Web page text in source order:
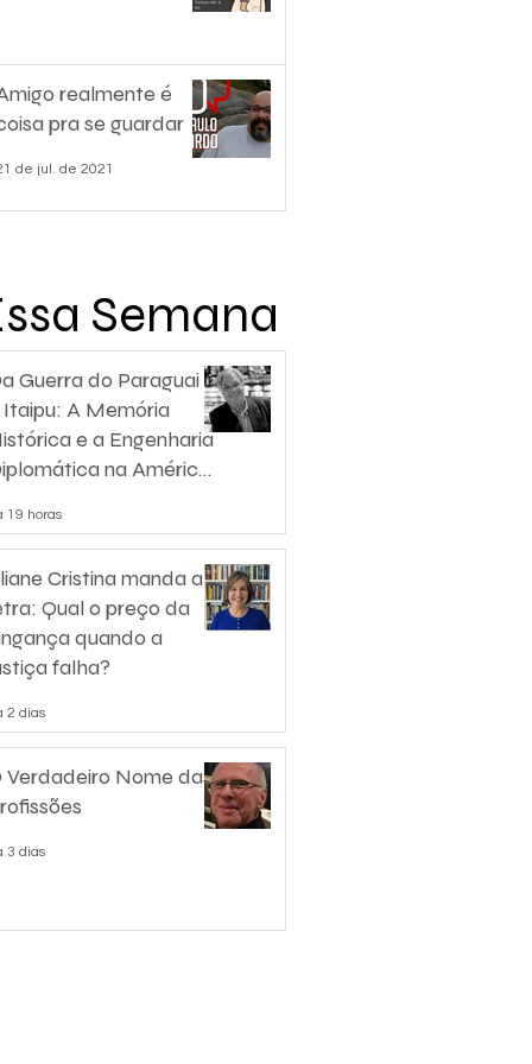
realmente é
pra se guardar
de jul. de 2021
Guerra do Paraguai
A Memória
e a Engenharia
na América
19 horas
Cristina manda a
Qual o preço da
quando a
falha?
2 dias
Verdadeiro Nome das
3 dias
Semana